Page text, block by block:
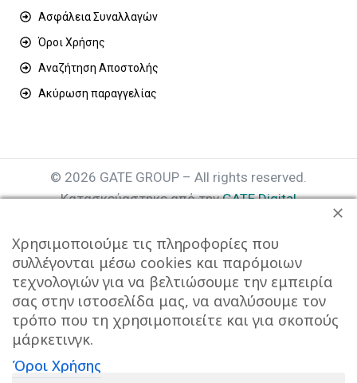
Ασφάλεια Συναλλαγών
Όροι Χρήσης
Αναζήτηση Αποστολής
Ακύρωση παραγγελίας
© 2026 GATE GROUP – All rights reserved.
Κατασκεύαστηκε από τηνGATE Digital
Αριθμός Γ.Ε.ΜΗ. : 077935642000
Χρησιμοποιούμε τις πληροφορίες που
συλλέγονται μέσω cookies και παρόμοιων
τεχνολογιών για να βελτιώσουμε την εμπειρία
σας στην ιστοσελίδα μας, να αναλύσουμε τον
τρόπο που τη χρησιμοποιείτε και για σκοπούς
μάρκετινγκ.
Όροι Χρήσης